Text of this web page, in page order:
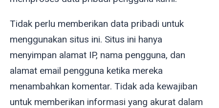
Tidak perlu memberikan data pribadi untuk
menggunakan situs ini. Situs ini hanya
menyimpan alamat IP, nama pengguna, dan
alamat email pengguna ketika mereka
menambahkan komentar. Tidak ada kewajiban
untuk memberikan informasi yang akurat dalam